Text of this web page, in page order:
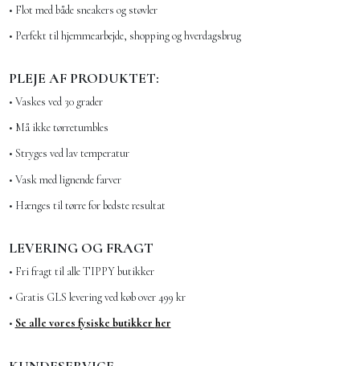
• Flot med både sneakers og støvler
• Perfekt til hjemmearbejde, shopping og hverdagsbrug
PLEJE AF PRODUKTET:
• Vaskes ved 30 grader
• Må ikke tørretumbles
• Stryges ved lav temperatur
• Vask med lignende farver
• Hænges til tørre for bedste resultat
LEVERING OG FRAGT
• Fri fragt til alle TIPPY butikker
• Gratis GLS levering ved køb over 499 kr
• Se alle vores fysiske butikker her